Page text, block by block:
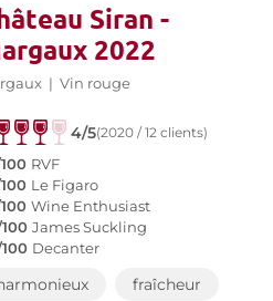
Siran -
2022
| Vin rouge
4/5(2020 / 12 clients)
RVF
Le Figaro
Wine Enthusiast
James Suckling
Decanter
fraîcheur